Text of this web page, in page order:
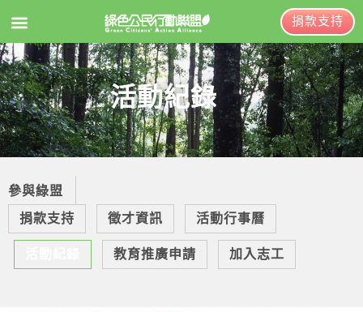
關於綠盟
大事記
綠盟團隊
聯絡資訊
EN 訂閱電子報
捐款支持
活動紀錄
參與綠盟
捐款支持
徵才資訊 活動行事曆
教育推廣申請 加入志工